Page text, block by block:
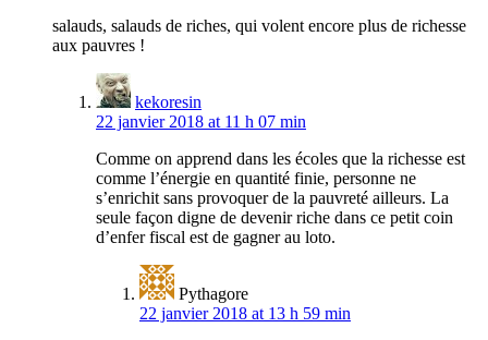
salauds, salauds de riches, qui volent encore plus de richesse
aux pauvres !
kekoresin
22 janvier 2018 at 11 h 07 min
Comme on apprend dans les écoles que la richesse est
comme l’énergie en quantité finie, personne ne
s’enrichit sans provoquer de la pauvreté ailleurs. La
seule façon digne de devenir riche dans ce petit coin
d’enfer fiscal est de gagner au loto.
Pythagore
22 janvier 2018 at 13 h 59 min